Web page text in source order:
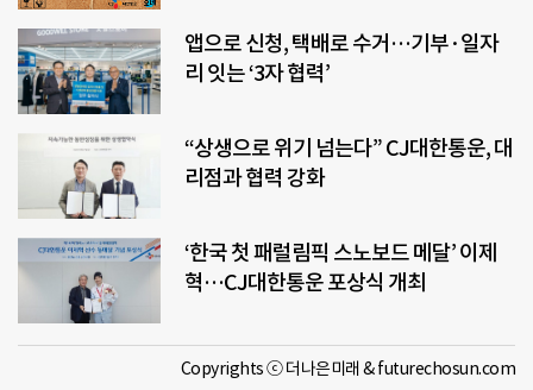
앱으로 신청, 택배로 수거…기부·일자
리 잇는 ‘3자 협력’
“상생으로 위기 넘는다” CJ대한통운, 대
리점과 협력 강화
‘한국 첫 패럴림픽 스노보드 메달’ 이제
혁…CJ대한통운 포상식 개최
Copyrights ⓒ 더나은미래 & futurechosun.com